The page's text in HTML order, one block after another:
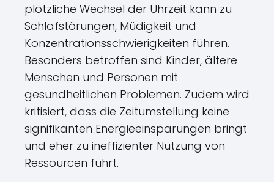
plötzliche Wechsel der Uhrzeit kann zu
Schlafstörungen, Müdigkeit und
Konzentrationsschwierigkeiten führen.
Besonders betroffen sind Kinder, ältere
Menschen und Personen mit
gesundheitlichen Problemen. Zudem wird
kritisiert, dass die Zeitumstellung keine
signifikanten Energieeinsparungen bringt
und eher zu ineffizienter Nutzung von
Ressourcen führt.